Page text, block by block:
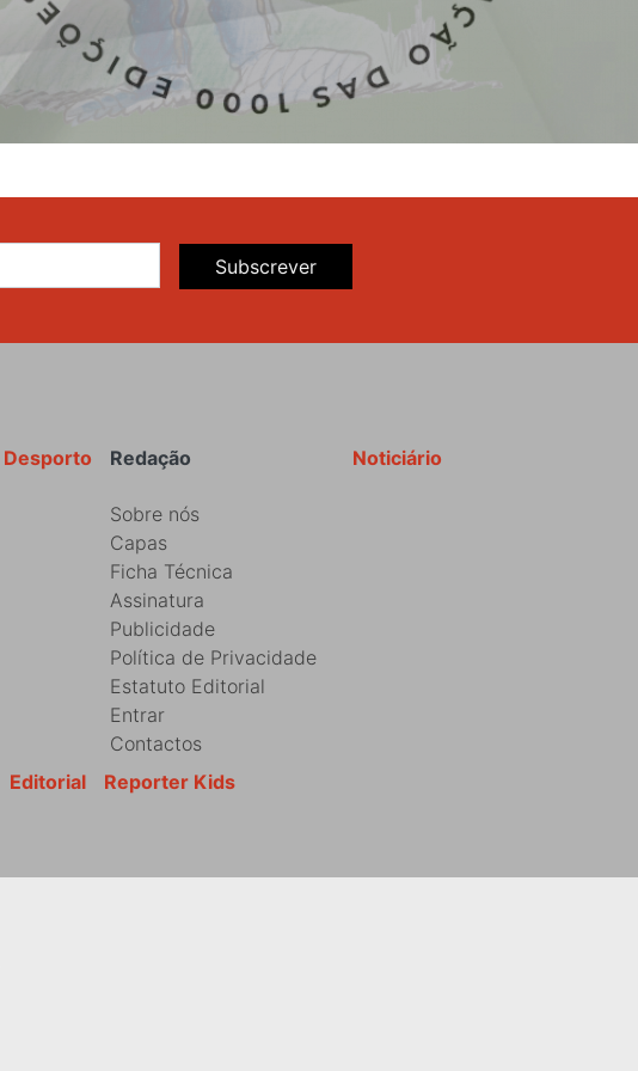
Subscrever
Noticiário
Redação
Sobre nós
Capas
Ficha Técnica
Assinatura
Publicidade
Política de Privacidade
Estatuto Editorial
Entrar
Contactos
Desporto
Reporter Kids
Editorial